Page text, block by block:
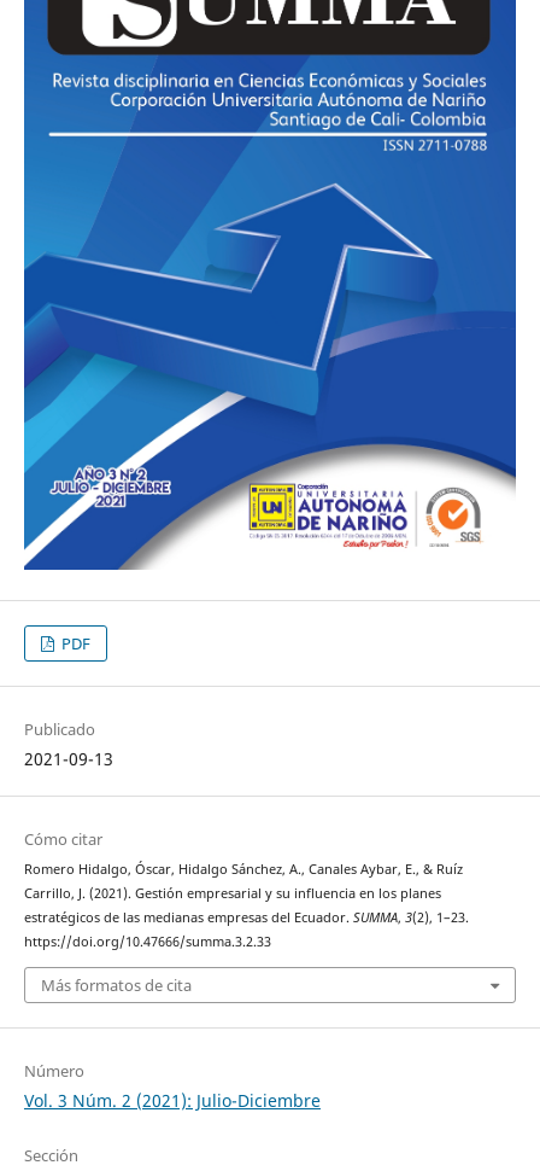
PDF
Publicado
2021-09-13
Cómo citar
Romero Hidalgo, Óscar, Hidalgo Sánchez, A., Canales Aybar, E., & Ruíz
Carrillo, J. (2021). Gestión empresarial y su influencia en los planes
estratégicos de las medianas empresas del Ecuador. SUMMA, 3(2), 1–23.
https://doi.org/10.47666/summa.3.2.33
Más formatos de cita
Número
Vol. 3 Núm. 2 (2021): Julio-Diciembre
Sección